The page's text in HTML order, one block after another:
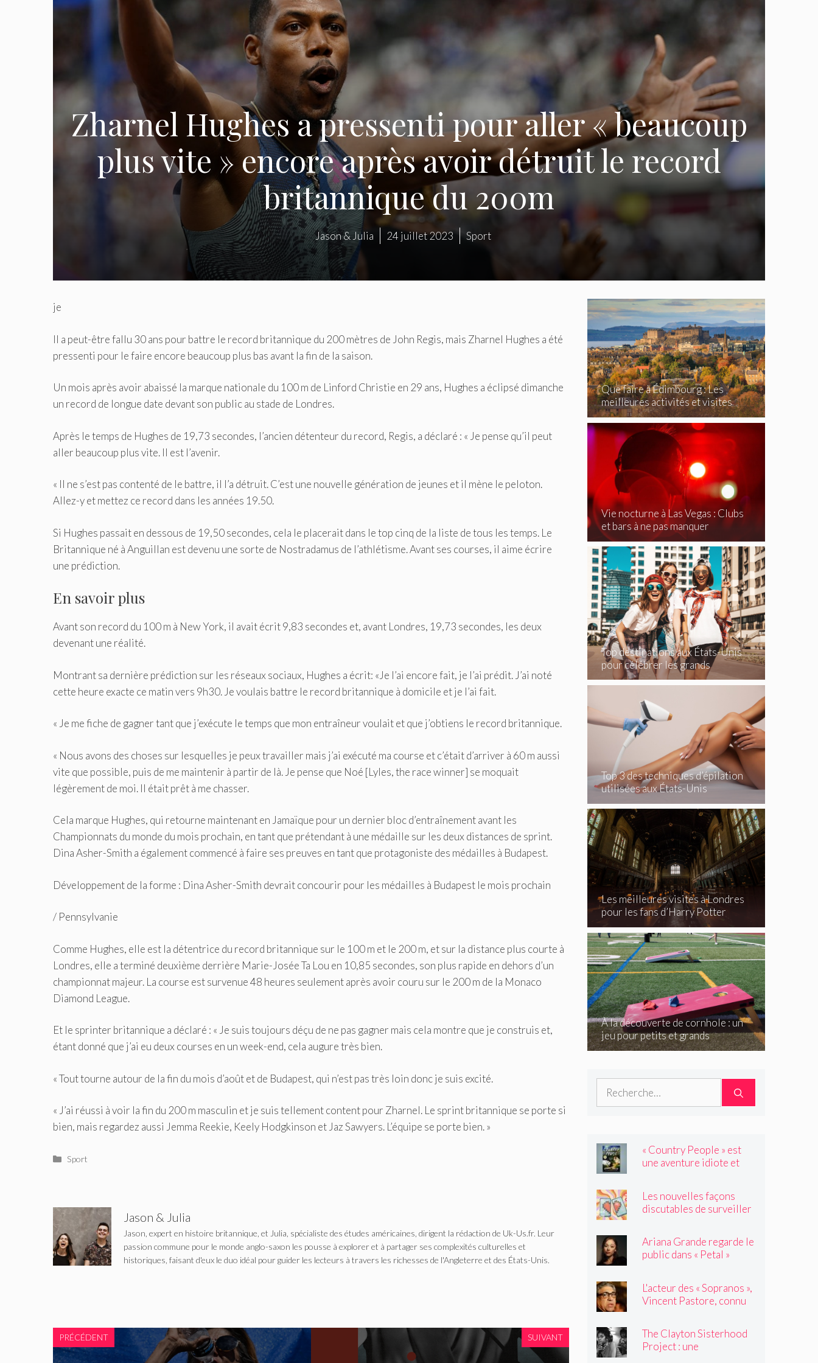
Zharnel Hughes a pressenti pour aller « beaucoup
plus vite » encore après avoir détruit le record
britannique du 200m
Jason & Julia 24 juillet 2023 Sport
je
Il a peut-être fallu 30 ans pour battre le record britannique du 200 mètres de John Regis, mais Zharnel Hughes a été
pressenti pour le faire encore beaucoup plus bas avant la fin de la saison.
Un mois après avoir abaissé la marque nationale du 100 m de Linford Christie en 29 ans, Hughes a éclipsé dimanche
un record de longue date devant son public au stade de Londres.
Après le temps de Hughes de 19,73 secondes, l’ancien détenteur du record, Regis, a déclaré : « Je pense qu’il peut
aller beaucoup plus vite. Il est l’avenir.
« Il ne s’est pas contenté de le battre, il l’a détruit. C’est une nouvelle génération de jeunes et il mène le peloton.
Allez-y et mettez ce record dans les années 19.50.
Si Hughes passait en dessous de 19,50 secondes, cela le placerait dans le top cinq de la liste de tous les temps. Le
Britannique né à Anguillan est devenu une sorte de Nostradamus de l’athlétisme. Avant ses courses, il aime écrire
une prédiction.
En savoir plus
Avant son record du 100 m à New York, il avait écrit 9,83 secondes et, avant Londres, 19,73 secondes, les deux
devenant une réalité.
Montrant sa dernière prédiction sur les réseaux sociaux, Hughes a écrit: «Je l’ai encore fait, je l’ai prédit. J’ai noté
cette heure exacte ce matin vers 9h30. Je voulais battre le record britannique à domicile et je l’ai fait.
« Je me fiche de gagner tant que j’exécute le temps que mon entraîneur voulait et que j’obtiens le record britannique.
« Nous avons des choses sur lesquelles je peux travailler mais j’ai exécuté ma course et c’était d’arriver à 60 m aussi
vite que possible, puis de me maintenir à partir de là. Je pense que Noé [Lyles, the race winner] se moquait
légèrement de moi. Il était prêt à me chasser.
Cela marque Hughes, qui retourne maintenant en Jamaïque pour un dernier bloc d’entraînement avant les
Championnats du monde du mois prochain, en tant que prétendant à une médaille sur les deux distances de sprint.
Dina Asher-Smith a également commencé à faire ses preuves en tant que protagoniste des médailles à Budapest.
Développement de la forme : Dina Asher-Smith devrait concourir pour les médailles à Budapest le mois prochain
/ Pennsylvanie
Comme Hughes, elle est la détentrice du record britannique sur le 100 m et le 200 m, et sur la distance plus courte à
Londres, elle a terminé deuxième derrière Marie-Josée Ta Lou en 10,85 secondes, son plus rapide en dehors d’un
championnat majeur. La course est survenue 48 heures seulement après avoir couru sur le 200 m de la Monaco
Diamond League.
Et le sprinter britannique a déclaré : « Je suis toujours déçu de ne pas gagner mais cela montre que je construis et,
étant donné que j’ai eu deux courses en un week-end, cela augure très bien.
« Tout tourne autour de la fin du mois d’août et de Budapest, qui n’est pas très loin donc je suis excité.
« J’ai réussi à voir la fin du 200 m masculin et je suis tellement content pour Zharnel. Le sprint britannique se porte si
bien, mais regardez aussi Jemma Reekie, Keely Hodgkinson et Jaz Sawyers. L’équipe se porte bien. »
Catégories
Sport
Jason & Julia
Jason, expert en histoire britannique, et Julia, spécialiste des études américaines, dirigent la rédaction de Uk-Us.fr. Leur
passion commune pour le monde anglo-saxon les pousse à explorer et à partager ses complexités culturelles et
historiques, faisant d'eux le duo idéal pour guider les lecteurs à travers les richesses de l'Angleterre et des États-Unis.
PRÉCÉDENT SUIVANT
Que faire à Édimbourg : Les
meilleures activités et visites
incontournables
Vie nocturne à Las Vegas : Clubs
et bars à ne pas manquer
Top destinations aux États-Unis
pour célébrer les grands
événements
Top 3 des techniques d’épilation
utilisées aux États-Unis
Les meilleures visites à Londres
pour les fans d’Harry Potter
À la découverte de cornhole : un
jeu pour petits et grands
Rechercher :
« Country People » est
une aventure idiote et
Les nouvelles façons
discutables de surveiller
Ariana Grande regarde le
public dans « Petal »
L'acteur des « Sopranos »,
Vincent Pastore, connu
ans
The Clayton Sisterhood
Project : une